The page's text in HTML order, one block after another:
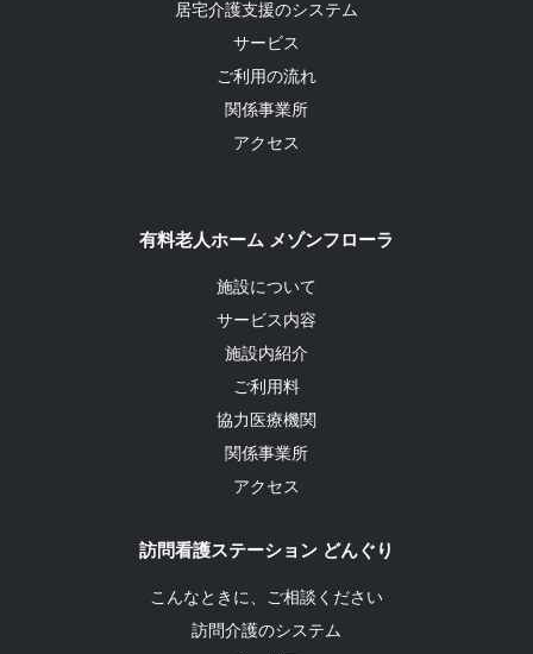
居宅介護支援のシステム
サービス
ご利用の流れ
関係事業所
アクセス
有料老人ホーム メゾンフローラ
施設について
サービス内容
施設内紹介
ご利用料
協力医療機関
関係事業所
アクセス
訪問看護ステーション どんぐり
こんなときに、ご相談ください
訪問介護のシステム